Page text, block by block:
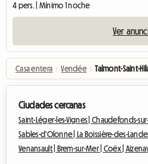
4 pers. | Mínimo 1 noche
Ver
Casa entera › Vendée › Talmont-Saint-
Ciudades cercanas
Saint-Léger-les-Vignes | Chaudefonds-
Sables-d'Olonne |La Boissière-des-
Venansault | Brem-sur-Mer | Coëx |